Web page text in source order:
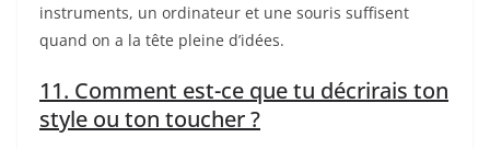
instruments, un ordinateur et une souris suffisent
quand on a la tête pleine d’idées.
11. Comment est-ce que tu décrirais ton
style ou ton toucher ?